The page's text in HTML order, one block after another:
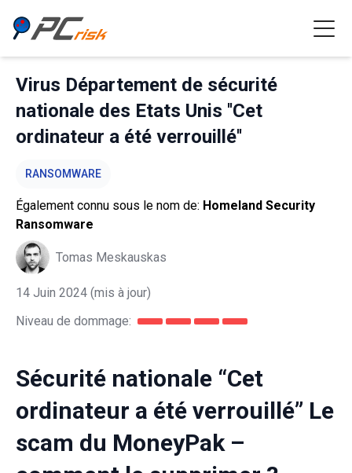
Virus Département de sécurité
nationale des Etats Unis ''Cet
ordinateur a été verrouillé''
RANSOMWARE
Également connu sous le nom de: Homeland Security
Ransomware
Tomas Meskauskas
14 Juin 2024 (mis à jour)
Niveau de dommage:
Sécurité nationale “Cet
ordinateur a été verrouillé” Le
scam du MoneyPak –